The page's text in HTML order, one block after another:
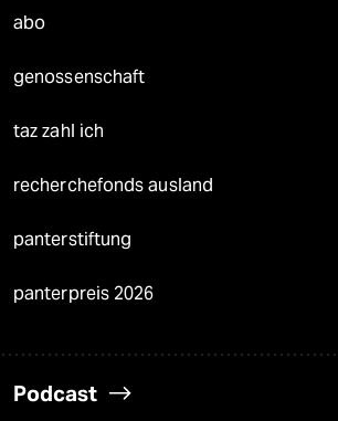
abo
genossenschaft
taz zahl ich
recherchefonds ausland
panterstiftung
panterpreis 2026
Podcast